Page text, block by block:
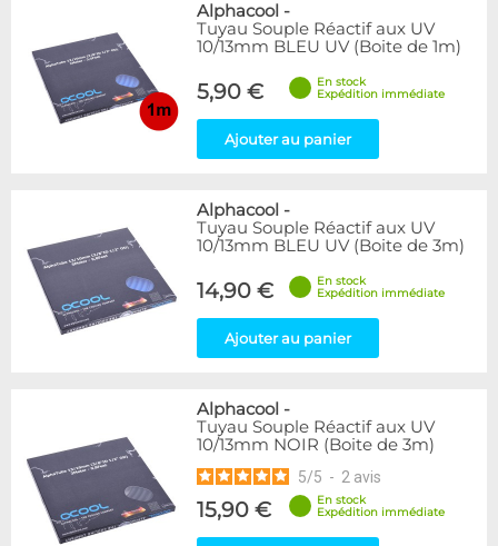
Alphacool -
Tuyau Souple Réactif aux UV
10/13mm BLEU UV (Boite de 1m)
5,90 €
En stock
Expédition immédiate
Ajouter au panier
Alphacool -
Tuyau Souple Réactif aux UV
10/13mm BLEU UV (Boite de 3m)
14,90 €
En stock
Expédition immédiate
Ajouter au panier
Alphacool -
Tuyau Souple Réactif aux UV
10/13mm NOIR (Boite de 3m)
5/5 - 2 avis
15,90 €
En stock
Expédition immédiate